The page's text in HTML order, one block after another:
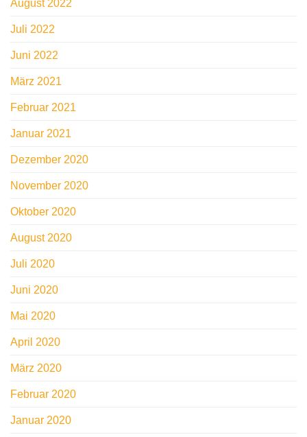
August 2022
Juli 2022
Juni 2022
März 2021
Februar 2021
Januar 2021
Dezember 2020
November 2020
Oktober 2020
August 2020
Juli 2020
Juni 2020
Mai 2020
April 2020
März 2020
Februar 2020
Januar 2020